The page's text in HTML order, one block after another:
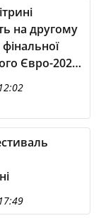
на другому
Євро-2026